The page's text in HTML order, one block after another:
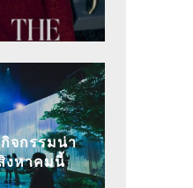
กิจกรรมน่า
งหาคมนี้